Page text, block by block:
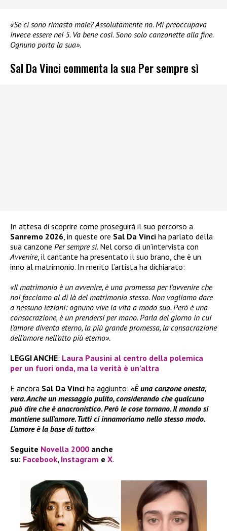
«Se ci sono rimasto male? Assolutamente no. Mi preoccupava
invece essere nei 5. Va bene così. Sono solo canzonette alla fine.
Ognuno porta la sua».
Sal Da Vinci commenta la sua Per sempre sì
In attesa di scoprire come proseguirà il suo percorso a
Sanremo 2026 , in queste ore Sal Da Vinci ha parlato della
sua canzone Per sempre sì. Nel corso di un’intervista con
Avvenire, il cantante ha presentato il suo brano, che è un
inno al matrimonio. In merito l’artista ha dichiarato:
«Il matrimonio è un avvenire, è una promessa per l’avvenire che
noi facciamo al di là del matrimonio stesso. Non vogliamo dare
a nessuno lezioni: ognuno vive la vita a modo suo. Però è una
consacrazione, è un prendersi per mano. Parla del giorno in cui
l’amore diventa eterno, la più grande promessa, la consacrazione
dell’amore nell’atto più eterno».
LEGGI ANCHE: Laura Pausini al centro della polemica
per un fuori onda, ma la verità è un’altra
E ancora Sal Da Vinci ha aggiunto: «È una canzone onesta,
vera. Anche un messaggio pulito, considerando che qualcuno
può dire che è anacronistico. Però le cose tornano. Il mondo si
mantiene sull’amore. Tutti ci innamoriamo nello stesso modo.
L’amore è la base di tutto».
Seguite Novella 2000 anche
su: Facebook, Instagram e X.